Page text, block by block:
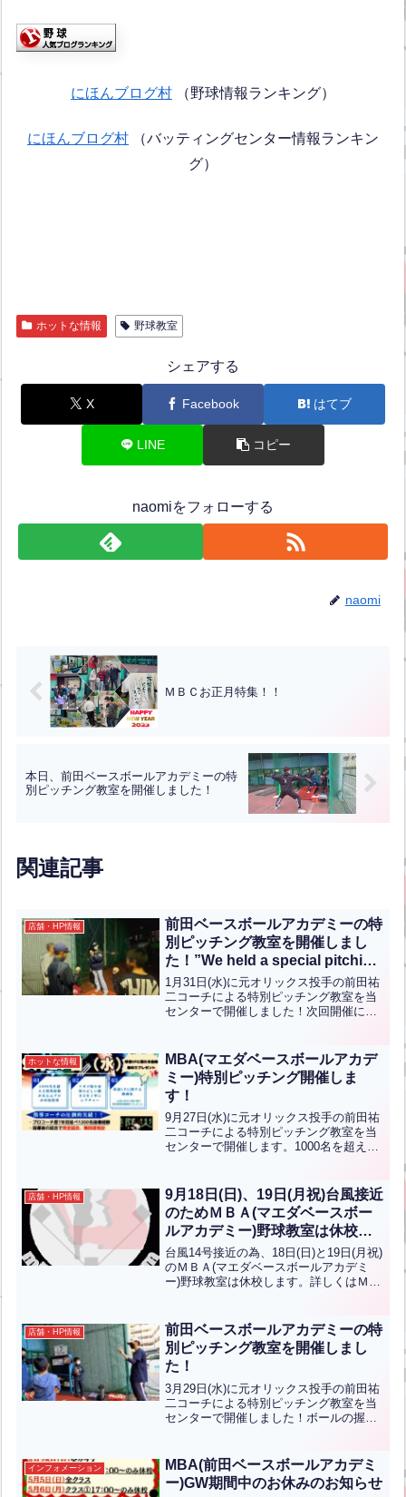
にほんブログ村 （野球情報ランキング）
にほんブログ村 （バッティングセンター情報ランキン
グ）
ホットな情報 野球教室
シェアする
X Facebook はてブ
LINE コピー
naomiをフォローする
naomi
ＭＢＣお正月特集！！
本日、前田ベースボールアカデミーの特
別ピッチング教室を開催しました！
関連記事
店舗・HP情報
前田ベースボールアカデミーの特
別ピッチング教室を開催しまし
た！”We held a special pitching
school at Maeda Baseball
Academy!”(英中翻訳)
1月31日(水)に元オリックス投手の前田祐
二コーチによる特別ピッチング教室を当
センターで開催しました！次回開催につ
田ベースボールアカデミーのラインアカ
ウントになります。...全文はクリック
ホットな情報
MBA(マエダベースボールアカデ
ミー)特別ピッチング開催しま
す！
9月27日(水)に元オリックス投手の前田祐
二コーチによる特別ピッチング教室を当
センターで開催します。1000名を超える
チャー、球速UPに関する動画集(公式
LINEから受...全文はクリック
店舗・HP情報
9月18日(日)、19日(月祝)台風接近
のためＭＢＡ(マエダベースボー
ルアカデミー)野球教室は休校し
ます。
台風14号接近の為、18日(日)と19日(月祝)
のＭＢＡ(マエダベースボールアカデミ
ー)野球教室は休校します。詳しくはＭ
店舗・HP情報
前田ベースボールアカデミーの特
別ピッチング教室を開催しまし
た！
3月29日(水)に元オリックス投手の前田祐
二コーチによる特別ピッチング教室を当
センターで開催しました！ボールの握り
ルの回転数をあげることを教えていまし
た。次回開催につい...全文はクリック
インフォメーション
MBA(前田ベースボールアカデミ
ー)GW期間中のお休みのお知らせ